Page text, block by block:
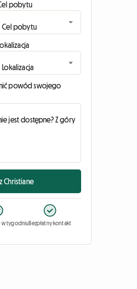
pobytu
powód swojego
Christiane
w tygodniuBezpłatny kontakt